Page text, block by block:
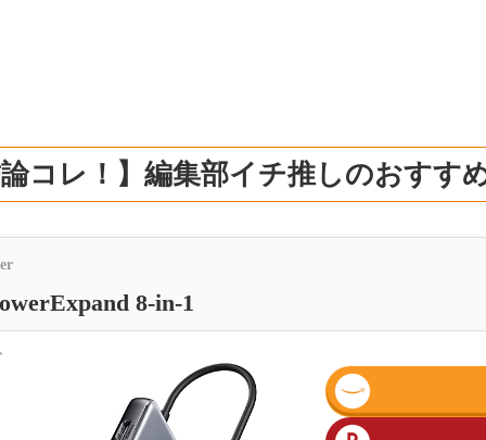
コレ！】編集部イチ推しのおすす
8-in-1